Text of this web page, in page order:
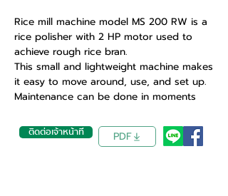
Rice mill machine model MS 200 RW is a
rice polisher with 2 HP motor used to
achieve rough rice bran.
This small and lightweight machine makes
it easy to move around, use, and set up.
Maintenance can be done in moments
ติดต่อเจ้าหน้าที่ PDF